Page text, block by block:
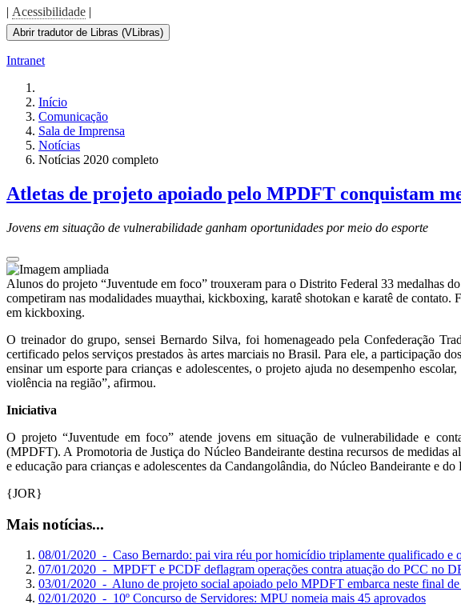
| Acessibilidade |
Abrir tradutor de Libras (VLibras)
Intranet
Início
Comunicação
Sala de Imprensa
Notícias
Notícias 2020 completo
Atletas de projeto apoiado pelo MPDFT conquistam
Jovens em situação de vulnerabilidade ganham oportunidades por meio do esporte
Alunos do projeto “Juventude em foco” trouxeram para o Distrito Federal 33 medalhas
competiram nas modalidades muaythai, kickboxing, karatê shotokan e karatê de
em kickboxing.
O treinador do grupo, sensei Bernardo Silva, foi homenageado pela Confederação
certificado pelos serviços prestados às artes marciais no Brasil. Para ele, a participação
ensinar um esporte para crianças e adolescentes, o projeto ajuda no desempenho
violência na região”, afirmou.
Iniciativa
O projeto “Juventude em foco” atende jovens em situação de vulnerabilidade e
(MPDFT). A Promotoria de Justiça do Núcleo Bandeirante destina recursos de medidas
e educação para crianças e adolescentes da Candangolândia, do Núcleo Bandeirante e do
{JOR}
Mais notícias...
08/01/2020 - Caso Bernardo: pai vira réu por homicídio triplamente qualificado e
07/01/2020 - MPDFT e PCDF deflagram operações contra atuação do PCC no
03/01/2020 - Aluno de projeto social apoiado pelo MPDFT embarca neste final de
02/01/2020 - 10º Concurso de Servidores: MPU nomeia mais 45 aprovados